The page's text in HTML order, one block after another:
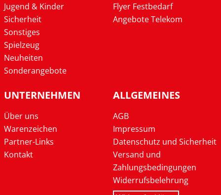
Jugend & Kinder
Sicherheit
Sonstiges
Spielzeug
Neuheiten
Sonderangebote
Flyer Festbedarf
Angebote Telekom
UNTERNEHMEN
Über uns
Warenzeichen
Partner-Links
Kontakt
ALLGEMEINES
AGB
Impressum
Datenschutz und Sicherheit
Versand und
Zahlungsbedingungen
Widerrufsbelehrung